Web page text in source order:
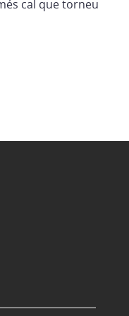
cal que torneu